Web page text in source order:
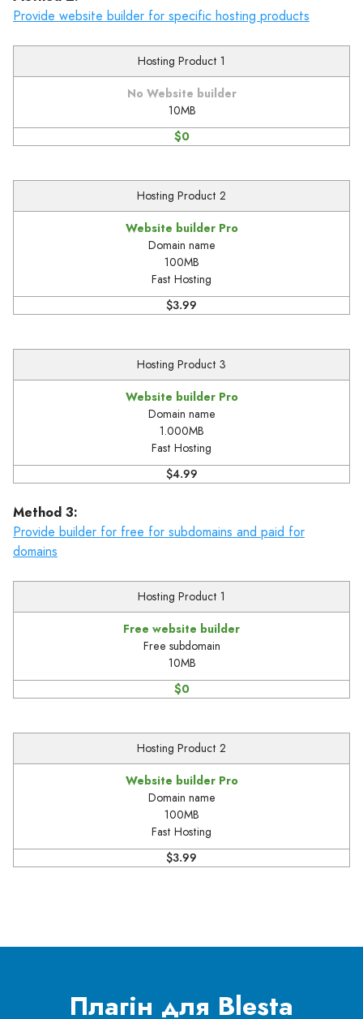
Provide website builder for specific hosting products
Hosting Product 1
No Website builder
10MB
$0
Hosting Product 2
Website builder Pro
Domain name
100MB
Fast Hosting
$3.99
Hosting Product 3
Website builder Pro
Domain name
1.000MB
Fast Hosting
$4.99
Method 3:
Provide builder for free for subdomains and paid for
domains
Hosting Product 1
Free website builder
Free subdomain
10MB
$0
Hosting Product 2
Website builder Pro
Domain name
100MB
Fast Hosting
$3.99
Плагін для Blesta